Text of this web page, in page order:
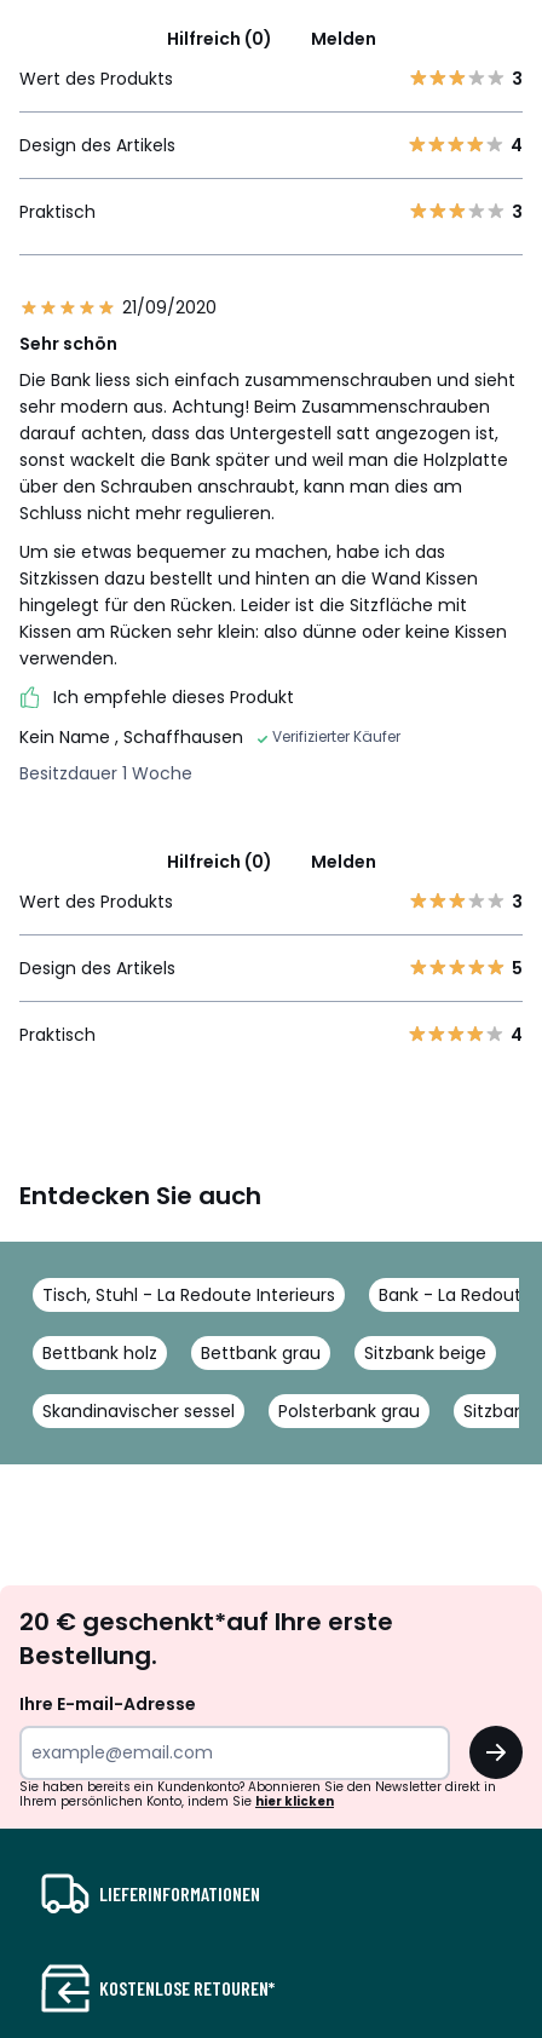
Hilfreich (0)
Melden
Wert des Produkts
3
Design des Artikels 4
Praktisch 3
21/09/2020
Sehr schön
Die Bank liess sich einfach zusammenschrauben und sieht
sehr modern aus. Achtung! Beim Zusammenschrauben
darauf achten, dass das Untergestell satt angezogen ist,
sonst wackelt die Bank später und weil man die Holzplatte
über den Schrauben anschraubt, kann man dies am
Schluss nicht mehr regulieren.
Um sie etwas bequemer zu machen, habe ich das
Sitzkissen dazu bestellt und hinten an die Wand Kissen
hingelegt für den Rücken. Leider ist die Sitzfläche mit
Kissen am Rücken sehr klein: also dünne oder keine Kissen
verwenden.
Ich empfehle dieses Produkt
Kein Name , Schaffhausen Verifizierter Käufer
Besitzdauer 1 Woche
Hilfreich (0)
Melden
Wert des Produkts
3
Design des Artikels 5
Praktisch 4
Entdecken Sie auch
Tisch, Stuhl - La Redoute Interieurs Bank - La Redoute
Bettbank holz Bettbank grau Sitzbank beige
Skandinavischer sessel Polsterbank grau Sitzbank
abonnieren
20 € geschenkt*auf Ihre erste
Bestellung.
Ihre E-mail-Adresse
OK
Sie haben bereits ein Kundenkonto? Abonnieren Sie den Newsletter direkt in
Ihrem persönlichen Konto, indem Sie hier klicken
LIEFERINFORMATIONEN
KOSTENLOSE RETOUREN*